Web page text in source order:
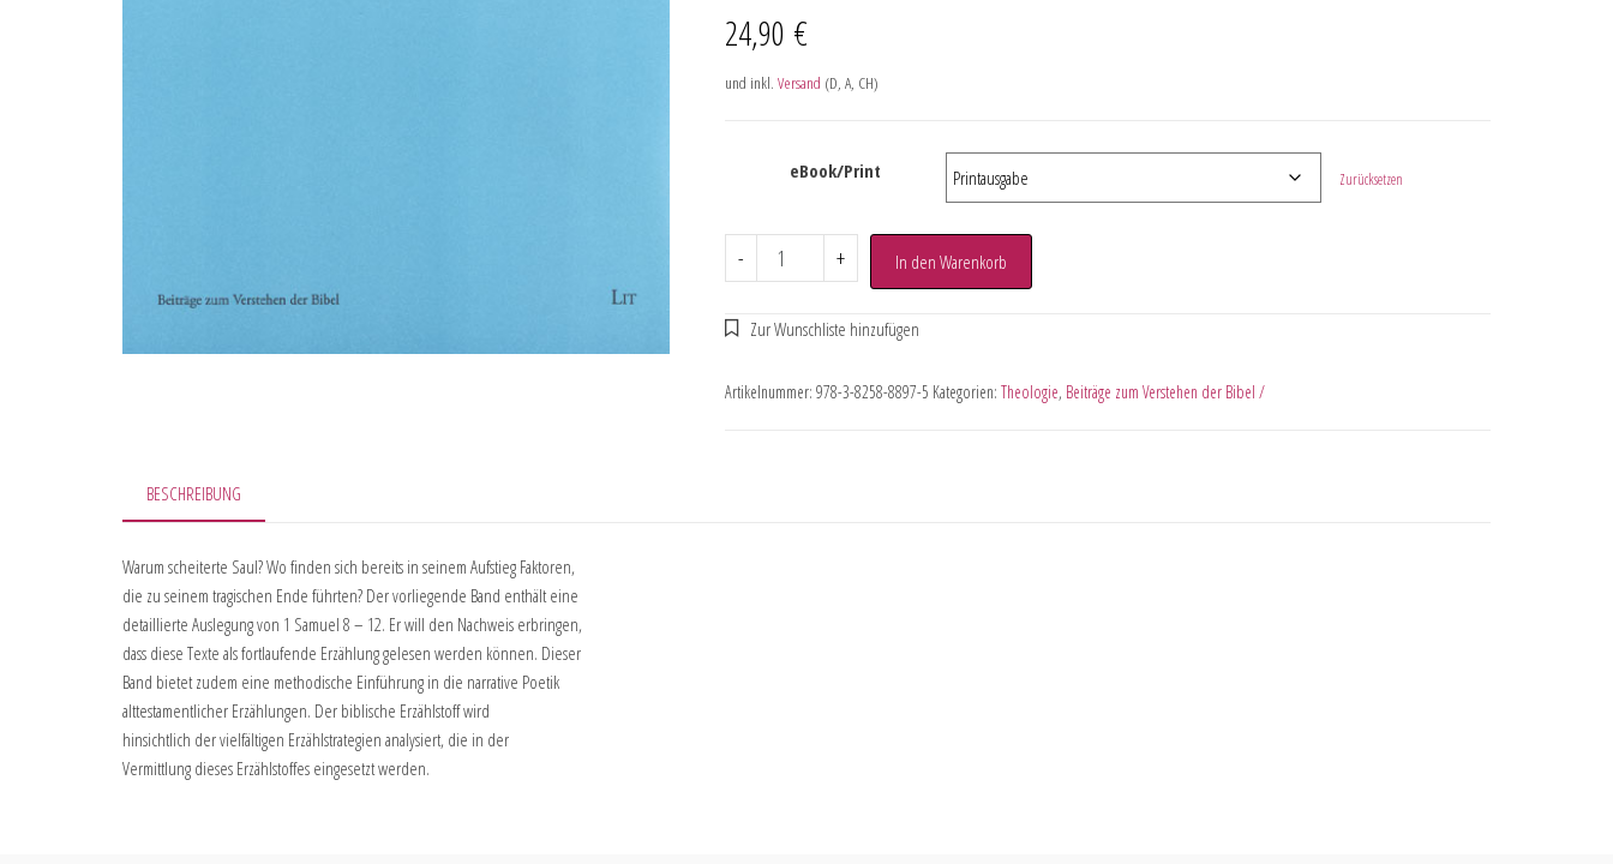
24,90 €
und inkl. Versand (D, A, CH)
eBook/Print Zurücksetzen
- + In den Warenkorb
Artikelnummer: 978-3-8258-8897-5 Kategorien: Theologie, Beiträge zum Verstehen der Bibel /
BESCHREIBUNG
Warum scheiterte Saul? Wo finden sich bereits in seinem Aufstieg Faktoren,
die zu seinem tragischen Ende führten? Der vorliegende Band enthält eine
detaillierte Auslegung von 1 Samuel 8 – 12. Er will den Nachweis erbringen,
dass diese Texte als fortlaufende Erzählung gelesen werden können. Dieser
Band bietet zudem eine methodische Einführung in die narrative Poetik
alttestamentlicher Erzählungen. Der biblische Erzählstoff wird
hinsichtlich der vielfältigen Erzählstrategien analysiert, die in der
Vermittlung dieses Erzählstoffes eingesetzt werden.